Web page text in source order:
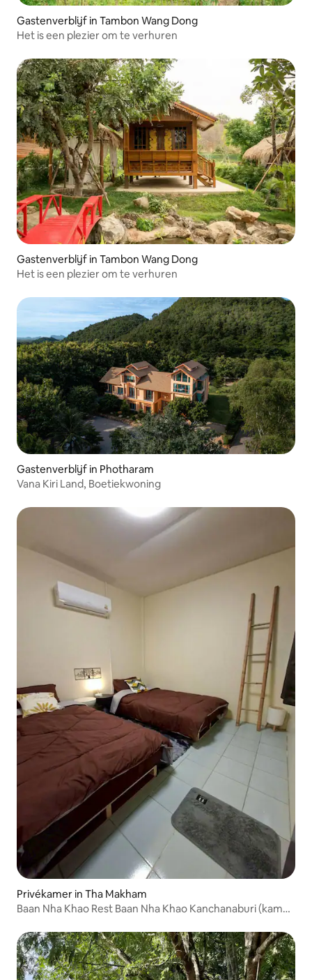
Gastenverblijf in Tambon Wang Dong
Het is een plezier om te verhuren
Gastenverblijf in Tambon Wang Dong
Het is een plezier om te verhuren
Gastenverblijf in Photharam
Vana Kiri Land, Boetiekwoning
Privékamer in Tha Makham
Baan Nha Khao Rest Baan Nha Khao Kanchanaburi (kamer